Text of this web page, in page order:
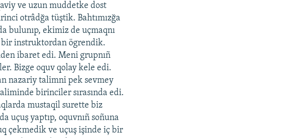
ve uzun muddetke dost
otrâdğa tüştik. Bahtımızğa
bulunıp, ekimiz de uçmaqnı
bir instruktordan ögrendik.
ibaret edi. Meni grupnıñ
Bizge oquv qolay kele edi.
nazariy talimni pek sevmey
birinciler sırasında edi.
mustaqil surette biz
uçuş yaptıp, oquvnıñ soñuna
çekmedik ve uçuş işinde iç bir